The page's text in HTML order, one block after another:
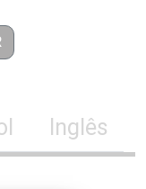
Inglês